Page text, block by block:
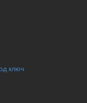
ключ